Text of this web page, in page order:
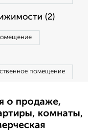
(2)
помещение
о продаже,
комнаты,